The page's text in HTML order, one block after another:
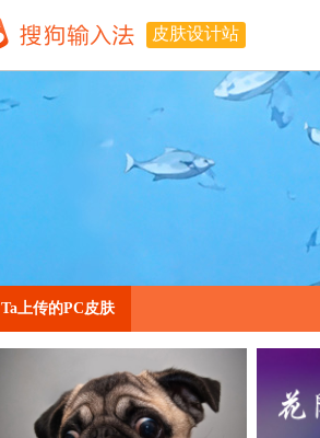
皮肤设计站
Ta上传的PC皮肤